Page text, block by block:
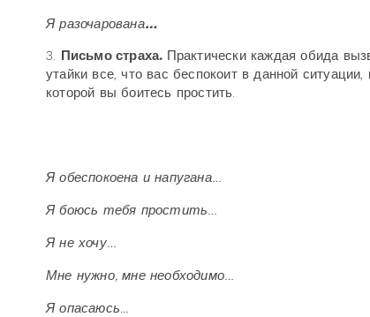
Я разочарована…
3. Письмо страха. Практически каждая обида
утайки все, что вас беспокоит в данной
которой вы боитесь простить.
Я обеспокоена и напугана…
Я боюсь тебя простить…
Я не хочу…
Мне нужно, мне необходимо…
Я опасаюсь...